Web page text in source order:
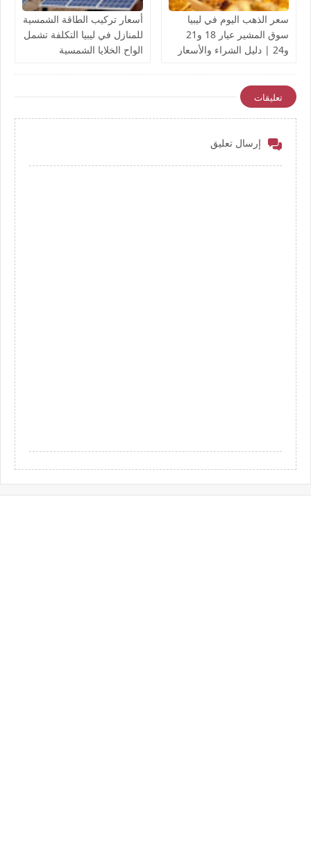
سعر الذهب اليوم في ليبيا
سوق المشير عيار 18 و21
و24 | دليل الشراء والأسعار
أسعار تركيب الطاقة الشمسية
للمنازل في ليبيا التكلفة تشمل
الواح الخلايا الشمسية
تعليقات
إرسال تعليق